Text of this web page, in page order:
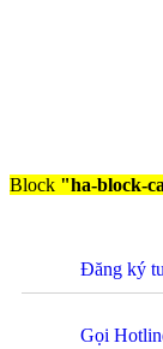
Block "ha-block-
Đăng ký
Gọi